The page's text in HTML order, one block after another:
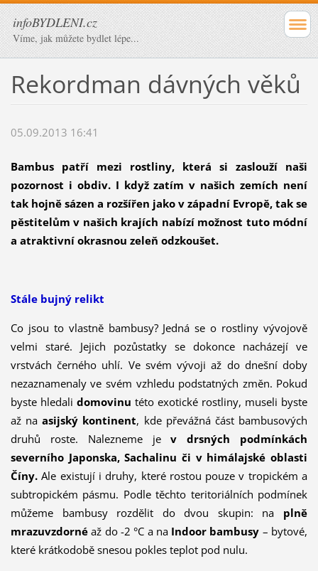
infoBYDLENI.cz
Víme, jak můžete bydlet lépe...
Rekordman dávných věků
05.09.2013 16:41
Bambus patří mezi rostliny, která si zaslouží naši
pozornost i obdiv. I když zatím v našich zemích není
tak hojně sázen a rozšířen jako v západní Evropě, tak se
pěstitelům v našich krajích nabízí možnost tuto módní
a atraktivní okrasnou zeleň odzkoušet.
Stále bujný relikt
Co jsou to vlastně bambusy? Jedná se o rostliny vývojově
velmi staré. Jejich pozůstatky se dokonce nacházejí ve
vrstvách černého uhlí. Ve svém vývoji až do dnešní doby
nezaznamenaly ve svém vzhledu podstatných změn. Pokud
byste hledali domovinu této exotické rostliny, museli byste
až naasijský kontinent, kde převážná část bambusových
druhů roste. Nalezneme jev drsných podmínkách
severního Japonska, Sachalinu či v himálajské oblasti
Číny.Ale existují i druhy, které rostou pouze v tropickém a
subtropickém pásmu. Podle těchto teritoriálních podmínek
můžeme bambusy rozdělit do dvou skupin: na plně
mrazuvzdornéaž do -2 °C a na Indoor bambusy – bytové,
které krátkodobě snesou pokles teplot pod nulu.